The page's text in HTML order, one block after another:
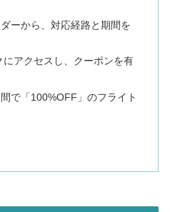
ーから、対応経路と期間を
アクセスし、クーポンを有
で「100%OFF」のフライト